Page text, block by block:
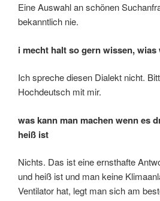
Eine Auswahl an schönen
bekanntlich nie.
i mecht halt so gern wissen,
Ich spreche diesen Dialekt nicht.
Hochdeutsch mit mir.
was kann man machen wenn es
heiß ist
Nichts. Das ist eine ernsthafte
und heiß ist und man keine
Ventilator hat, legt man sich am